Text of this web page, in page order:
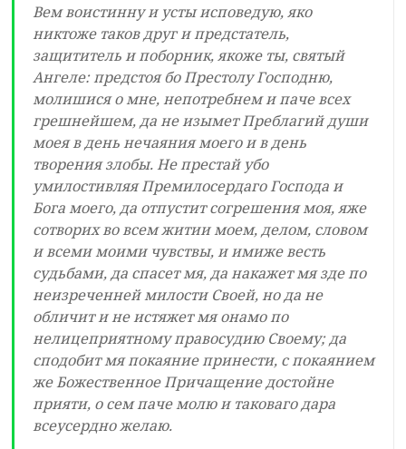
Вем воистинну и усты исповедую, яко
никтоже таков друг и предстатель,
защититель и поборник, якоже ты, святый
Ангеле: предстоя бо Престолу Господню,
молишися о мне, непотребнем и паче всех
грешнейшем, да не изымет Преблагий души
моея в день нечаяния моего и в день
творения злобы. Не престай убо
умилостивляя Премилосердаго Господа и
Бога моего, да отпустит согрешения моя, яже
сотворих во всем житии моем, делом, словом
и всеми моими чувствы, и имиже весть
судьбами, да спасет мя, да накажет мя зде по
неизреченней милости Своей, но да не
обличит и не истяжет мя онамо по
нелицеприятному правосудию Своему; да
сподобит мя покаяние принести, с покаянием
же Божественное Причащение достойне
прияти, о сем паче молю и таковаго дара
всеусердно желаю.